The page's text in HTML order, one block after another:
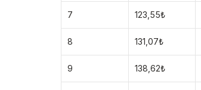
7 123,55₺
8 131,07₺
9 138,62₺